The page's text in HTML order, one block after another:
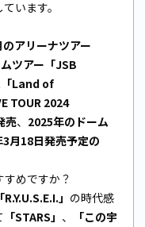
います。
アリーナツアー
ツアー「JSB
「Land of
TOUR 2024
売、 2025年のドーム
月18日発売予定の
めですか？
「R.Y.U.S.E.I.」 の時代感
「STARS」 、
「この宇